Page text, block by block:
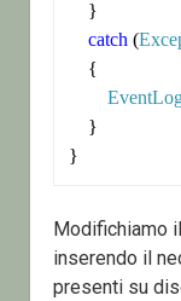
catch (
Modifichiamo
inserendo il
presenti su